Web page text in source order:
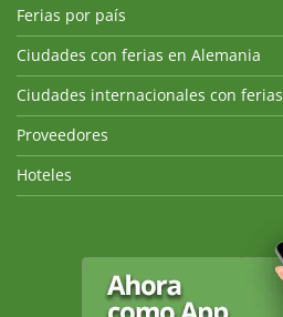
Ferias por país
Ciudades con ferias en Alemania
Ciudades internacionales con ferias
Proveedores
Hoteles